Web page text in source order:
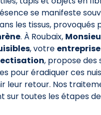
se manifeste
les tissus, provoqués
. À Roubaix,
, votre
, propose des
pour éradiquer ces
leur retour. Nos
sur toutes les étapes